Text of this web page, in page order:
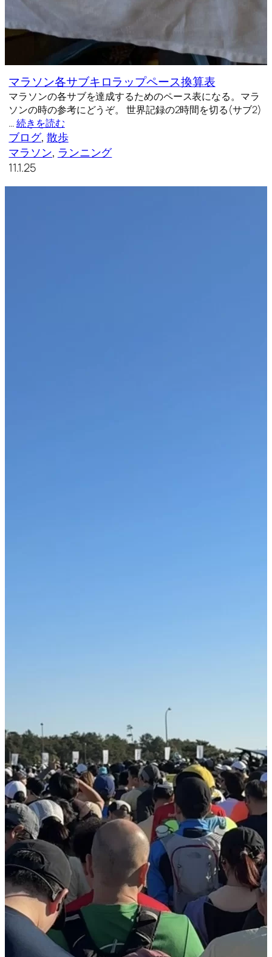
マラソン各サブキロラップペース換算表
マラソンの各サブを達成するためのペース表になる。マラ
ソンの時の参考にどうぞ。 世界記録の2時間を切る(サブ2)
…続きを読む
ブログ, 散歩
マラソン, ランニング
11.1.25